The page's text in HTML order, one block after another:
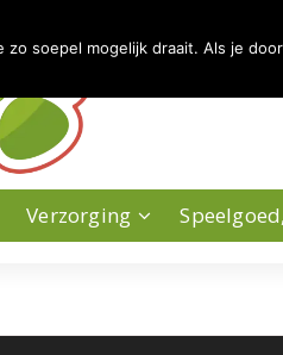
Verzorging
soepel mogelijk draait. Als je